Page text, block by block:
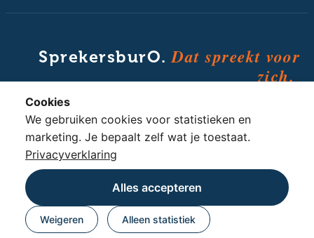
SprekersburO.Dat spreekt voor
zich.
© 2010 - 2026 SprekersburO · Powered byTriple Blue Group
· All rights reserved
Privacy·Voorwaarden· Prijzen excl. btw
Cookies
We gebruiken cookies voor statistieken en
marketing. Je bepaalt zelf wat je toestaat.
Privacyverklaring
Alles accepteren
Weigeren Alleen statistiek
Beschikbaarheid & Prijs